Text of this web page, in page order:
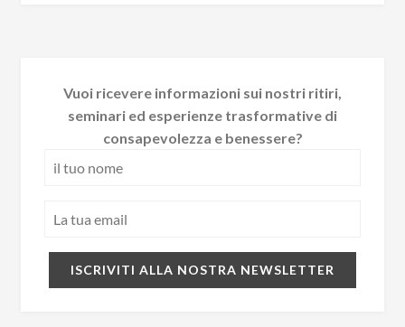
Vuoi ricevere informazioni sui nostri ritiri,
seminari ed esperienze trasformative di
consapevolezza e benessere?